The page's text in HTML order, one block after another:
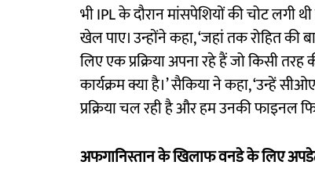
भी IPL के दौरान मांसपेशियों की चोट
खेल पाए। उन्होंने कहा, ‘जहां तक ​​रोहित की
लिए एक प्रक्रिया अपना रहे हैं जो किसी
कार्यक्रम क्या है।’ सैकिया ने कहा, ‘उन्हें
प्रक्रिया चल रही है और हम उनकी फाइनल
अफगानिस्तान के खिलाफ वनडे के लिए